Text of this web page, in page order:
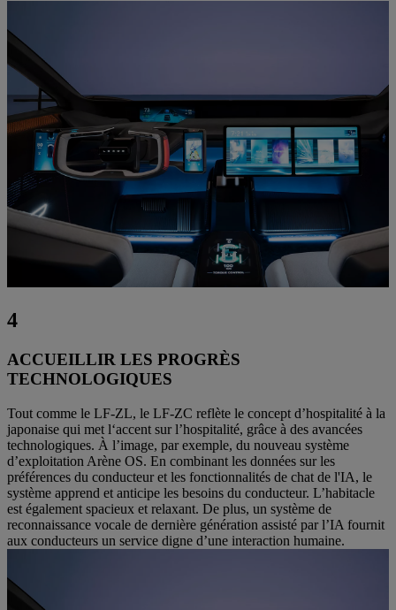
4
ACCUEILLIR LES PROGRÈS
TECHNOLOGIQUES
Tout comme le LF-ZL, le LF-ZC reflète le concept d’hospitalité à la
japonaise qui met l‘accent sur l’hospitalité, grâce à des avancées
technologiques. À l’image, par exemple, du nouveau système
d’exploitation Arène OS. En combinant les données sur les
préférences du conducteur et les fonctionnalités de chat de l'IA, le
système apprend et anticipe les besoins du conducteur. L’habitacle
est également spacieux et relaxant. De plus, un système de
reconnaissance vocale de dernière génération assisté par l’IA fournit
aux conducteurs un service digne d’une interaction humaine.